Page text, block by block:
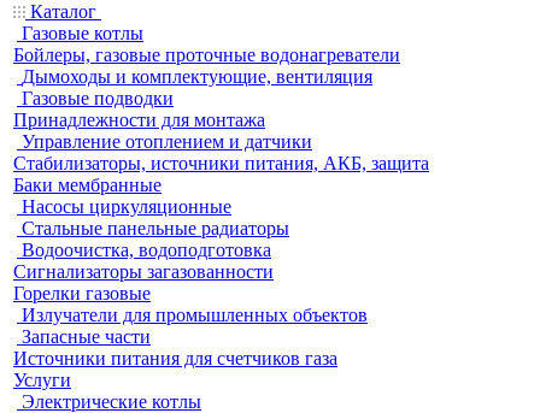
Каталог
Газовые котлы
Бойлеры, газовые проточные водонагреватели
Дымоходы и комплектующие, вентиляция
Газовые подводки
Принадлежности для монтажа
Управление отоплением и датчики
Стабилизаторы, источники питания, АКБ, защита
Баки мембранные
Насосы циркуляционные
Стальные панельные радиаторы
Водоочистка, водоподготовка
Сигнализаторы загазованности
Горелки газовые
Излучатели для промышленных объектов
Запасные части
Источники питания для счетчиков газа
Услуги
Электрические котлы